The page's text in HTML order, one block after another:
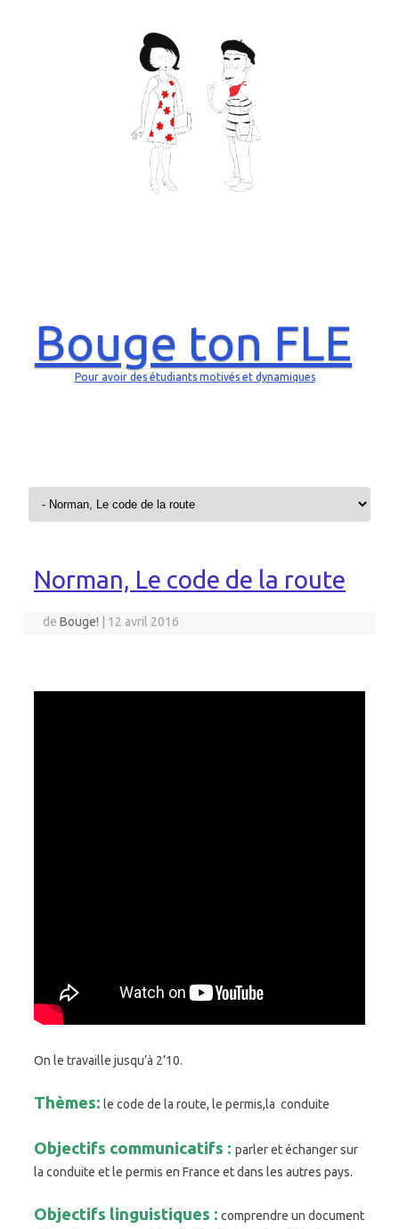
Bouge ton FLE
Pour avoir des étudiants motivés et dynamiques
Aller au contenu
Norman, Le code de la route
deBouge! 12 avril 2016
On le travaille jusqu’à 2’10.
Thèmes: le code de la route, le permis,la conduite
Objectifs communicatifs : parler et échanger sur
la conduite et le permis en France et dans les autres pays.
Objectifs linguistiques : comprendre un document